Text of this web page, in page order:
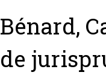
Bénard,
de